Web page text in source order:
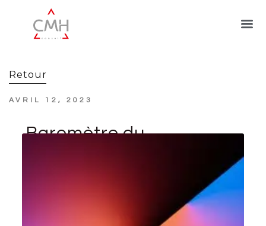
Retour
AVRIL 12, 2023
Baromètre du